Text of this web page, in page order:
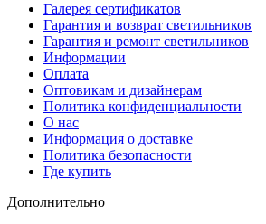
Галерея сертификатов
Гарантия и возврат светильников
Гарантия и ремонт светильников
Информации
Оплата
Оптовикам и дизайнерам
Политика конфиденциальности
О нас
Информация о доставке
Политика безопасности
Где купить
Дополнительно